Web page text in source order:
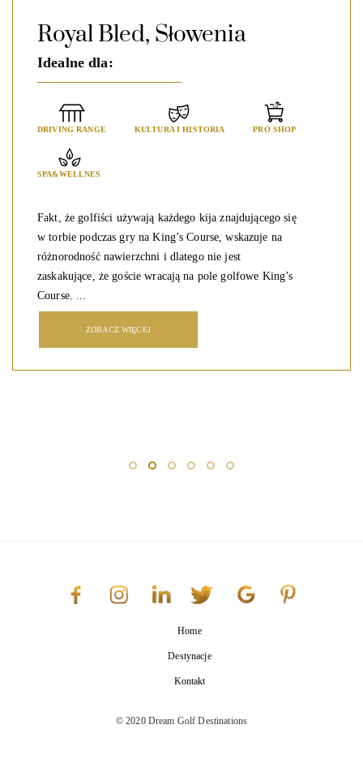
Royal Bled, Słowenia
Idealne dla:
DRIVING RANGE KULTURA I HISTORIA PRO SHOP
SPA&WELLNES
Fakt, że golfiści używają każdego kija znajdującego się
w torbie podczas gry na King’s Course, wskazuje na
różnorodność nawierzchni i dlatego nie jest
zaskakujące, że goście wracają na pole golfowe King’s
Course. ...
ZOBACZ WIĘCEJ
Home
Destynacje
Kontakt
© 2020 Dream Golf Destinations